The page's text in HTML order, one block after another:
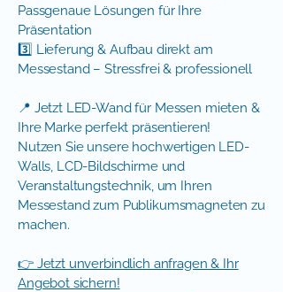
Passgenaue Lösungen für Ihre
Präsentation
3️⃣ Lieferung & Aufbau direkt am
Messestand – Stressfrei & professionell
📍 Jetzt LED-Wand für Messen mieten &
Ihre Marke perfekt präsentieren!
Nutzen Sie unsere hochwertigen LED-
Walls, LCD-Bildschirme und
Veranstaltungstechnik, um Ihren
Messestand zum Publikumsmagneten zu
machen.
👉 Jetzt unverbindlich anfragen & Ihr
Angebot sichern!